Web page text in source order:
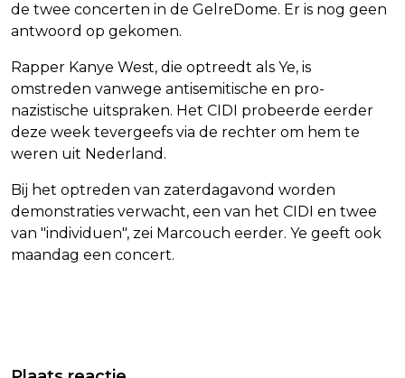
de twee concerten in de GelreDome. Er is nog geen
antwoord op gekomen.
Rapper Kanye West, die optreedt als Ye, is
omstreden vanwege antisemitische en pro-
nazistische uitspraken. Het CIDI probeerde eerder
deze week tevergeefs via de rechter om hem te
weren uit Nederland.
Bij het optreden van zaterdagavond worden
demonstraties verwacht, een van het CIDI en twee
van "individuen", zei Marcouch eerder. Ye geeft ook
maandag een concert.